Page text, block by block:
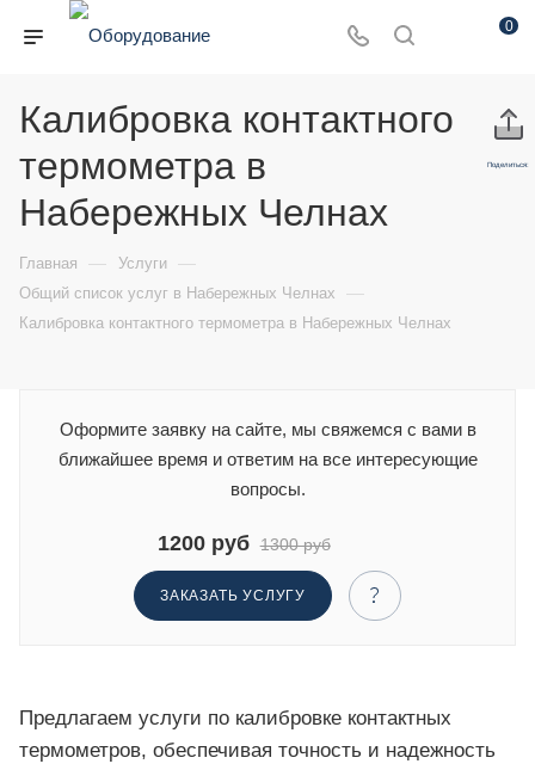
0
Поделиться:
Калибровка контактного
термометра в
Набережных Челнах
Главная — Услуги —
Общий список услуг в Набережных Челнах —
Калибровка контактного термометра в Набережных Челнах
Оформите заявку на сайте, мы свяжемся с вами в
ближайшее время и ответим на все интересующие
вопросы.
1200 руб 1300 руб
ЗАКАЗАТЬ УСЛУГУ
Предлагаем услуги по калибровке контактных
термометров, обеспечивая точность и надежность